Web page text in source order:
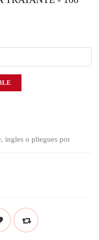
ingles o pliegues por